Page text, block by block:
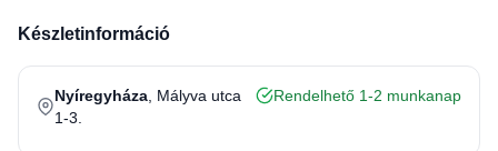
Készletinformáció
Nyíregyháza , Mályva utca
1-3.
Rendelhető 1-2 munkanap